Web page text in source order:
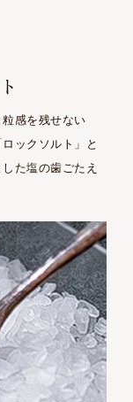
感を残せない
ックソルト」と
た塩の歯ごたえ